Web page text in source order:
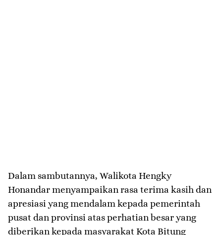
​Dalam sambutannya, Walikota Hengky
Honandar menyampaikan rasa terima kasih dan
apresiasi yang mendalam kepada pemerintah
pusat dan provinsi atas perhatian besar yang
diberikan kepada masyarakat Kota Bitung